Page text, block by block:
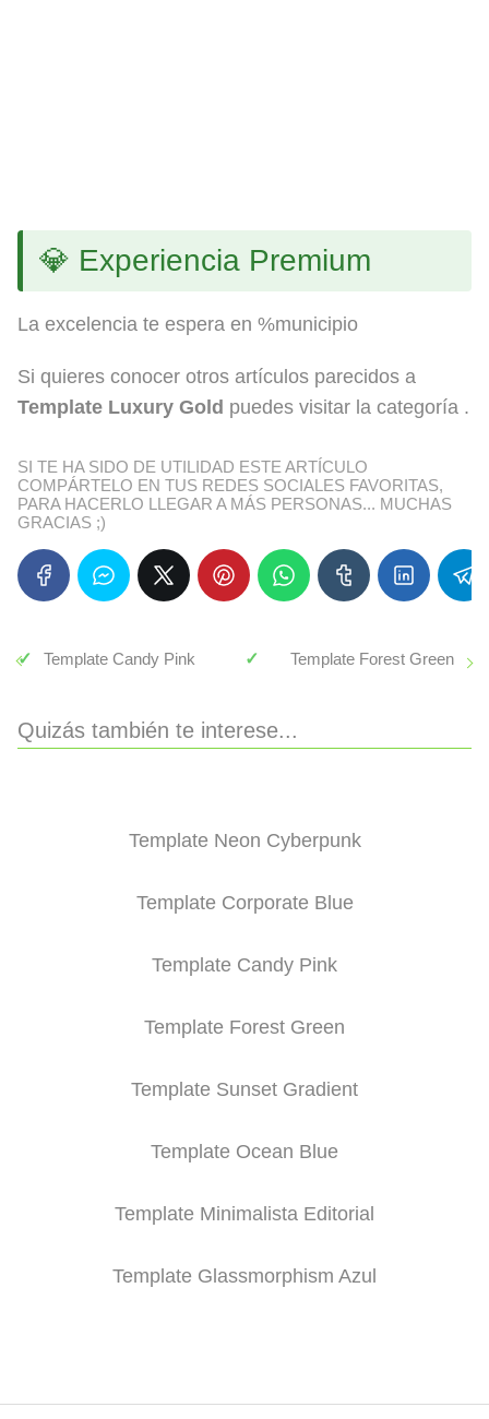
💎 Experiencia Premium
La excelencia te espera en %municipio
Si quieres conocer otros artículos parecidos a
Template Luxury Gold puedes visitar la categoría .
SI TE HA SIDO DE UTILIDAD ESTE ARTÍCULO
COMPÁRTELO EN TUS REDES SOCIALES FAVORITAS,
PARA HACERLO LLEGAR A MÁS PERSONAS... MUCHAS
GRACIAS ;)
Template Candy Pink Template Forest Green
Quizás también te interese...
Template Neon Cyberpunk
Template Corporate Blue
Template Candy Pink
Template Forest Green
Template Sunset Gradient
Template Ocean Blue
Template Minimalista Editorial
Template Glassmorphism Azul